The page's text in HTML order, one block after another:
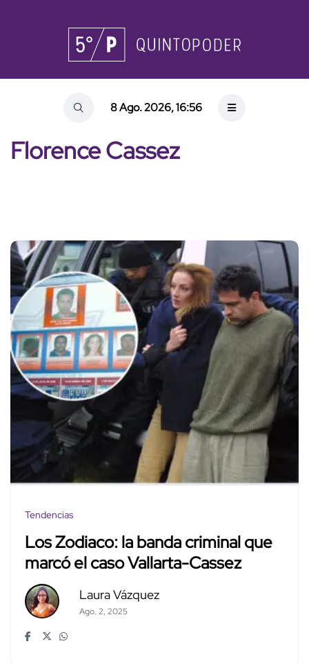
8 Ago. 2026, 16:56
Florence Cassez
Tendencias
Los Zodiaco: la banda criminal que
marcó el caso Vallarta-Cassez
Laura Vázquez
Ago. 2, 2025